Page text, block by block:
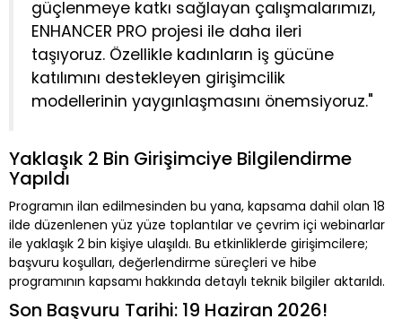
güçlenmeye katkı sağlayan çalışmalarımızı,
ENHANCER PRO projesi ile daha ileri
taşıyoruz. Özellikle kadınların iş gücüne
katılımını destekleyen girişimcilik
modellerinin yaygınlaşmasını önemsiyoruz."
Yaklaşık 2 Bin Girişimciye Bilgilendirme
Yapıldı
Programın ilan edilmesinden bu yana, kapsama dahil olan 18
ilde düzenlenen yüz yüze toplantılar ve çevrim içi webinarlar
ile yaklaşık 2 bin kişiye ulaşıldı. Bu etkinliklerde girişimcilere;
başvuru koşulları, değerlendirme süreçleri ve hibe
programının kapsamı hakkında detaylı teknik bilgiler aktarıldı.
Son Başvuru Tarihi: 19 Haziran 2026!